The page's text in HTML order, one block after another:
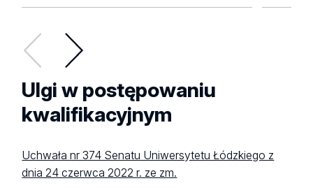
Ulgi w postępowaniu
kwalifikacyjnym
Uchwała nr 374 Senatu Uniwersytetu Łódzkiego z
dnia 24 czerwca 2022 r. ze zm.